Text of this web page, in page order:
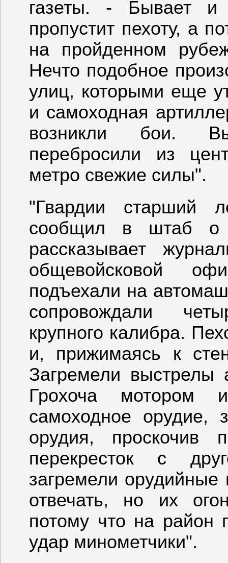
газеты. - Бывает и
пропустит пехоту, а
на пройденном
Нечто подобное
улиц, которыми еще
и самоходная
возникли бои.
перебросили из
метро свежие силы".
"Гвардии старший
сообщил в штаб о
рассказывает
общевойсковой
подъехали на
сопровождали
крупного калибра.
и, прижимаясь к
Загремели выстрелы
Грохоча мотором
самоходное орудие,
орудия, проскочив
перекресток с
загремели
отвечать, но их
потому что на район
удар минометчики".